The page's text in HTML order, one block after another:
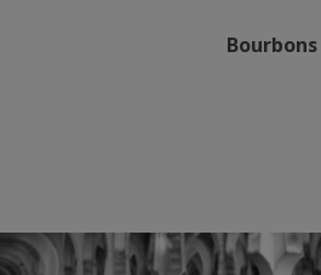
Bourbons